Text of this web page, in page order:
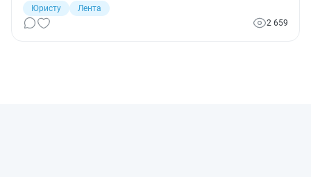
штраф без участия сотрудников полиции.
Соответствующий законопроект готов к рассмотрению в
правительстве.
Юристу
Лента
2 659